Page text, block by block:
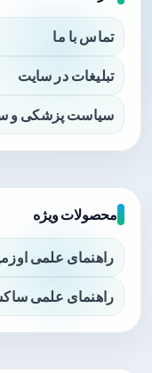
تماس با ما
تبلیغات در سایت
سیاست پزشکی و
محصولات ویژه
راهنمای علمی
راهنمای علمی